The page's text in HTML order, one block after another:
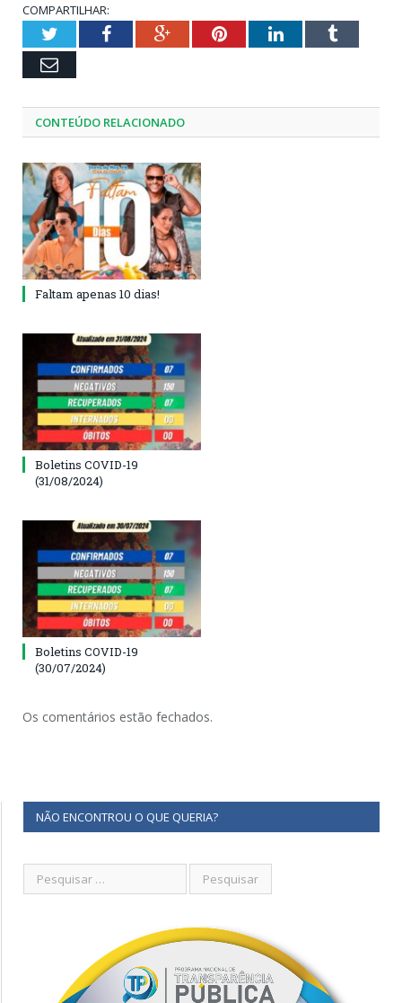
COMPARTILHAR:
TwitterFacebookGoogle+PinterestLinkedInTumblr
Email
CONTEÚDO RELACIONADO
Faltam apenas 10 dias!
Boletins COVID-19
(31/08/2024)
Boletins COVID-19
(30/07/2024)
Os comentários estão fechados.
NÃO ENCONTROU O QUE QUERIA?